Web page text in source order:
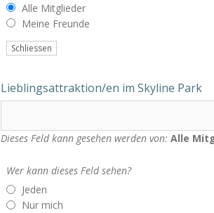
Alle Mitglieder
Meine Freunde
Schliessen
Lieblingsattraktion/en im Skyline Park
Dieses Feld kann gesehen werden von: Alle
Wer kann dieses Feld sehen?
Jeden
Nur mich